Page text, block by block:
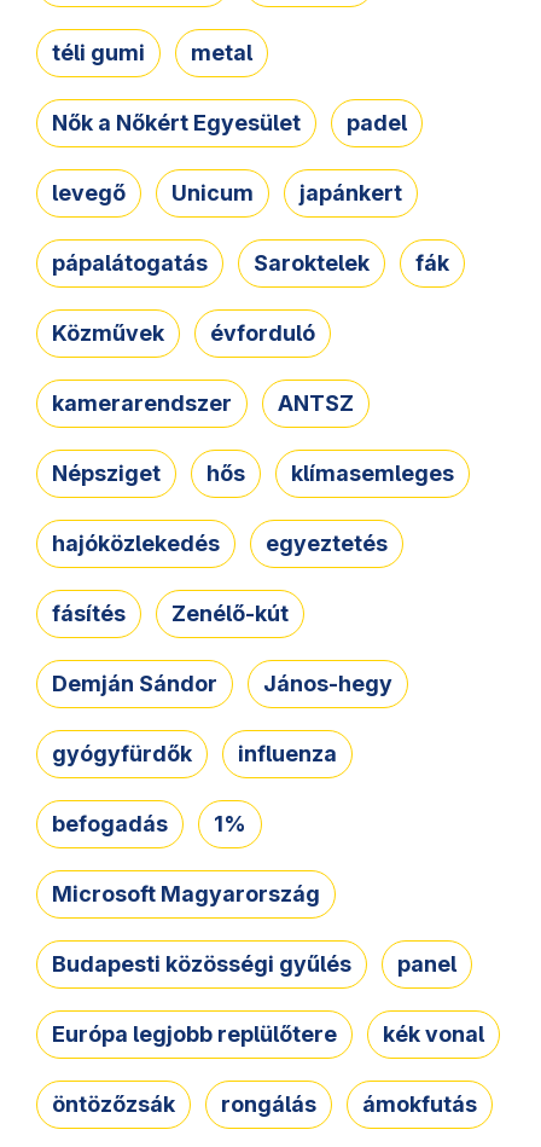
téli gumi metal
Nők a Nőkért Egyesület padel
levegő Unicum japánkert
pápalátogatás Saroktelek fák
Közművek évforduló
kamerarendszer ANTSZ
Népsziget hős klímasemleges
hajóközlekedés egyeztetés
fásítés Zenélő-kút
Demján Sándor János-hegy
gyógyfürdők influenza
befogadás 1%
Microsoft Magyarország
Budapesti közösségi gyűlés panel
Európa legjobb replülőtere kék vonal
öntözőzsák rongálás ámokfutás